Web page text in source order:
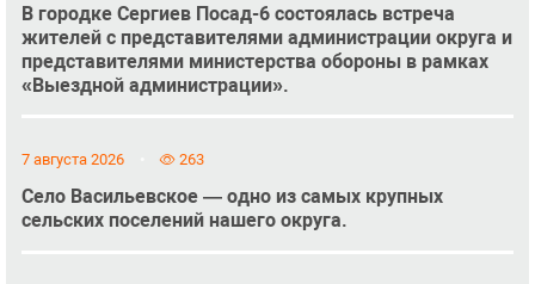
В городке Сергиев Посад-6 состоялась встреча
жителей с представителями администрации округа и
представителями министерства обороны в рамках
«Выездной администрации».
7 августа 2026 263
Село Васильевское — одно из самых крупных
сельских поселений нашего округа.